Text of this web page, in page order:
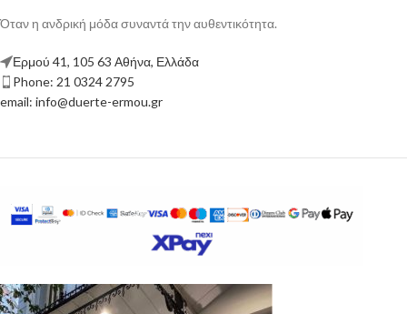
Όταν η ανδρική μόδα συναντά την αυθεντικότητα.
Ερμού 41, 105 63 Αθήνα, Ελλάδα
Phone: 21 0324 2795
email: info@duerte-ermou.gr